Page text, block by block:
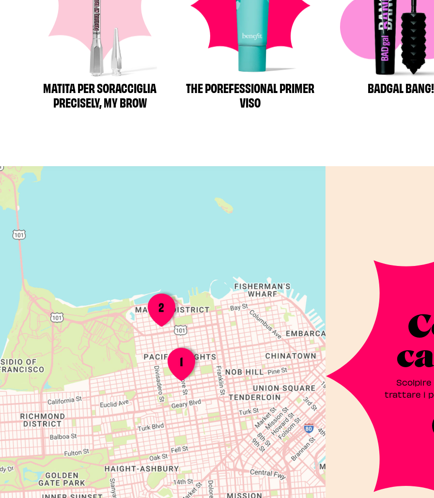
MATITA PER SORACCIGLIA
PRECISELY, MY BROW
THE POREFESSIONAL PRIMER
VISO
BADGAL BANG!
trattare i